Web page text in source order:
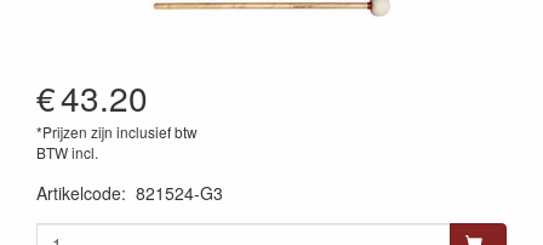
€43.20
*Prijzen zijn inclusief btw
BTW incl.
Artikelcode: 821524-G3